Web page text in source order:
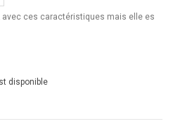
avec ces caractéristiques mais elle es
disponible